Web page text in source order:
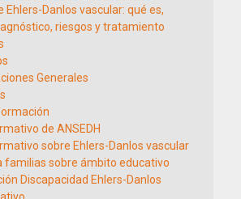
Ehlers-Danlos vascular: qué es,
riesgos y tratamiento
Generales
de ANSEDH
sobre Ehlers-Danlos vascular
familias sobre ámbito educativo
Discapacidad Ehlers-Danlos